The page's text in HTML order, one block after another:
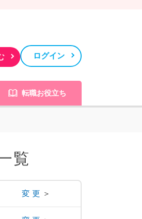
ログイン
転職お役立ち
覧
変更 ＞